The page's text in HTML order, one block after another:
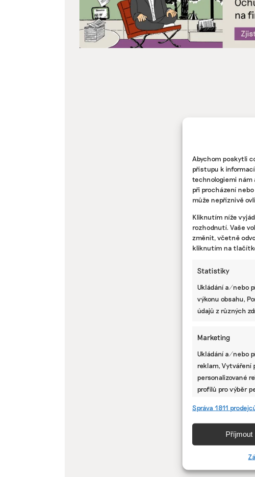
Abychom poskytli
přístupu k
technologiemi nám
při procházení
může nepříznivě
Kliknutím níže
rozhodnutí. Vaše
změnit, včetně
kliknutím na
Statistiky
Ukládání a/nebo
výkonu obsahu,
údajů z různých
Marketing
Ukládání a/nebo
reklam, Vytváření
personalizované
profilů pro výběr
Přiřazování a
zařízení,
Správa 1811
Příjmout